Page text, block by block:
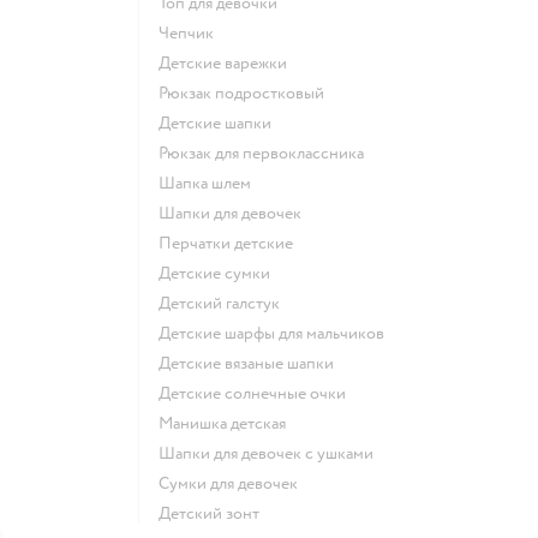
Чепчик
Детские варежки
Рюкзак подростковый
Детские шапки
Рюкзак для первоклассника
Шапка шлем
Шапки для девочек
Перчатки детские
Детские сумки
Детский галстук
Детские шарфы для мальчиков
Детские вязаные шапки
Детские солнечные очки
Манишка детская
Шапки для девочек с ушками
Сумки для девочек
Детский зонт